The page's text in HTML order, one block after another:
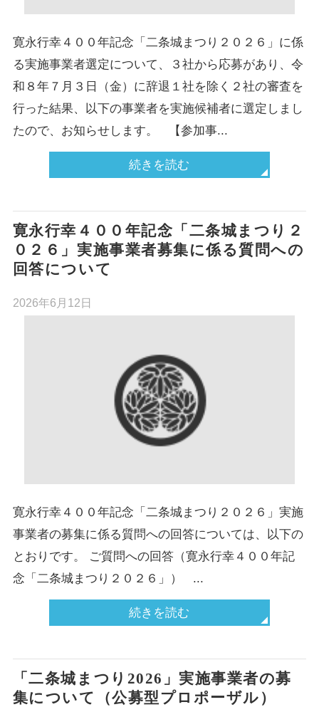
寛永行幸４００年記念「二条城まつり２０２６」に係
る実施事業者選定について、３社から応募があり、令
和８年７月３日（金）に辞退１社を除く２社の審査を
行った結果、以下の事業者を実施候補者に選定しまし
たので、お知らせします。 【参加事...
続きを読む
寛永行幸４００年記念「二条城まつり２
０２６」実施事業者募集に係る質問への
回答について
2026年6月12日
寛永行幸４００年記念「二条城まつり２０２６」実施
事業者の募集に係る質問への回答については、以下の
とおりです。 ご質問への回答（寛永行幸４００年記
念「二条城まつり２０２６」） ...
続きを読む
「二条城まつり2026」実施事業者の募
集について（公募型プロポーザル）